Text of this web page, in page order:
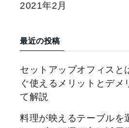
2021年2月
最近の投稿
セットアップオフィスと
ぐ使えるメリットとデメ
て解説
料理が映えるテーブルを